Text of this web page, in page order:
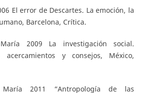
El error de Descartes. La emoción, la
Barcelona, Crítica.
2009 La investigación social.
acercamientos y consejos, México,
María 2011 “Antropología de las